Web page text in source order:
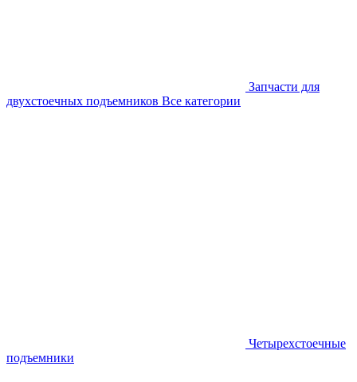
Запчасти для
двухстоечных подъемников Все категории
Четырехстоечные
подъемники